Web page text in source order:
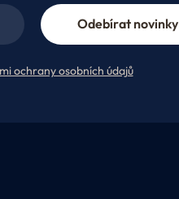
ochrany osobních údajů
Odebírat novinky